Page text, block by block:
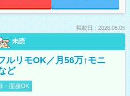
掲載日：2026.08.05
未読
ルリモOK／月56万↑モニ
ど
・面接OK